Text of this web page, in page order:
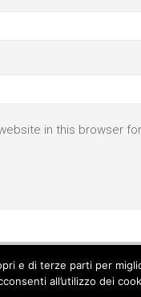
in this browser
e di terze parti per
all’utilizzo dei